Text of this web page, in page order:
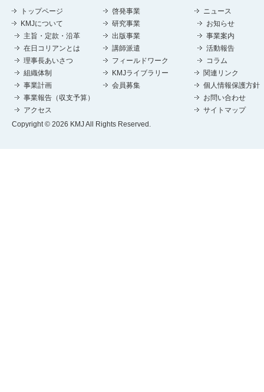
トップページ
KMJについて
主旨・定款・沿革
在日コリアンとは
理事長あいさつ
組織体制
事業計画
事業報告（収支予算）
アクセス
啓発事業
研究事業
出版事業
講師派遣
フィールドワーク
KMJライブラリー
会員募集
ニュース
お知らせ
事業案内
活動報告
コラム
関連リンク
個人情報保護方針
お問い合わせ
サイトマップ
Copyright © 2026 KMJ All Rights Reserved.